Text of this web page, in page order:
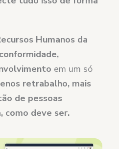
Humanos da
conformidade,
em um só
retrabalho, mais
de pessoas
como deve ser.